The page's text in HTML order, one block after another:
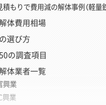
もりで費用減の解体事例（軽量
体費用相場
選び方
の調査項目
体業者一覧
興業
興業